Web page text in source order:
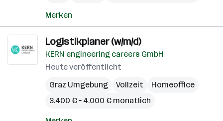
Merken
Logistikplaner (w/m/d)
KERN engineering careers GmbH
Heute veröffentlicht
Graz Umgebung
Vollzeit
Homeoffice
3.400 € – 4.000 € monatlich